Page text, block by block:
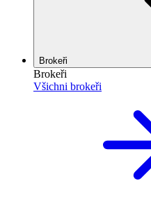
Brokeři
Brokeři
Všichni brokeři